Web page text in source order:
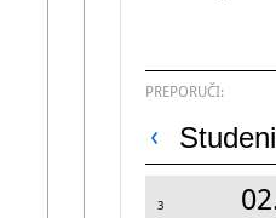
PREPORUČI:
3